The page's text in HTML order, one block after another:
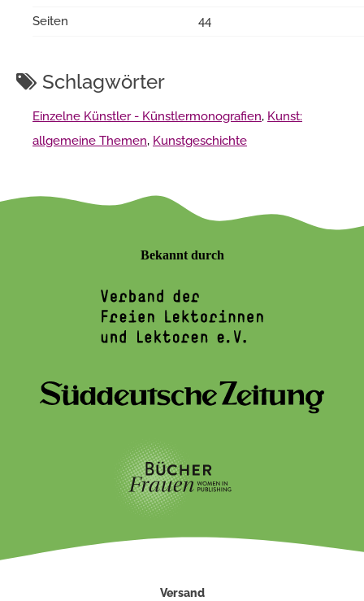
Seiten
44
Schlagwörter
Einzelne Künstler - Künstlermonografien, Kunst:
allgemeine Themen, Kunstgeschichte
Bekannt durch
Versand